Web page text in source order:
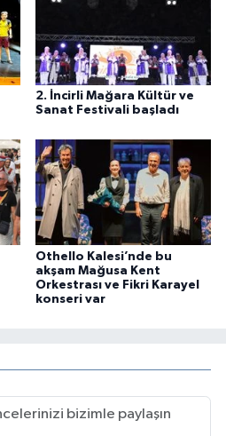
2. İncirli Mağara Kültür ve
Sanat Festivali başladı
Othello Kalesi’nde bu
akşam Mağusa Kent
Orkestrası ve Fikri Karayel
konseri var